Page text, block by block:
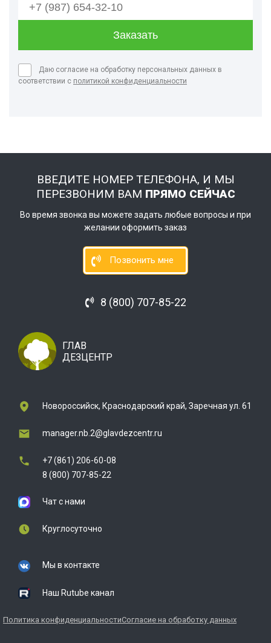
Даю согласие на обработку персональных данных в
соответствии с политикой конфиденциальности
ВВЕДИТЕ НОМЕР ТЕЛЕФОНА, И МЫ
ПЕРЕЗВОНИМ ВАМ ПРЯМО СЕЙЧАС
Во время звонка вы можете задать любые вопросы и при
желании оформить заказ
Позвонить мне
8 (800) 707-85-22
ГЛАВ
ДЕЗЦЕНТР
Новороссийск, Краснодарский край, Заречная ул. 61
manager.nb.2@glavdezcentr.ru
+7 (861) 206-60-08
8 (800) 707-85-22
Чат с нами
Круглосуточно
Мы в контакте
Наш Rutube канал
Политика конфиденциальностиСогласие на обработку данных